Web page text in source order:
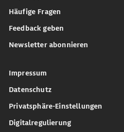
Häufige Fragen
Feedback geben
Newsletter abonnieren
Impressum
Datenschutz
Privatsphäre-Einstellungen
Digitalregulierung